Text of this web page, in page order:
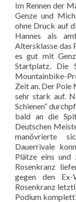
Im Rennen der
Genze und
ohne Druck auf
Hannes als
Altersklasse das
es gut mit
Startplatz. Die
Mountainbike-
Zeit an. Der Pole
sehr stark auf.
Schienen“
bald an die
Deutschen
manövrierte
Dauerrivale
Plätze eins und
Rosenkranz
gegen den Ex-
Rosenkranz
Podium